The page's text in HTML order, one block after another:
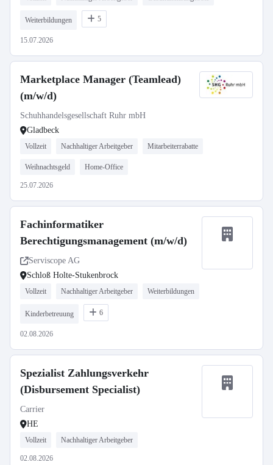
Weiterbildungen 5
15.07.2026
Marketplace Manager (Teamlead)
(m/w/d)
Schuhhandelsgesellschaft Ruhr mbH
Gladbeck
Vollzeit Nachhaltiger Arbeitgeber Mitarbeiterrabatte
Weihnachtsgeld Home-Office
25.07.2026
Fachinformatiker
Berechtigungsmanagement (m/w/d)
Serviscope AG
Schloß Holte-Stukenbrock
Vollzeit Nachhaltiger Arbeitgeber Weiterbildungen
Kinderbetreuung 6
02.08.2026
Spezialist Zahlungsverkehr
(Disbursement Specialist)
Carrier
HE
Vollzeit Nachhaltiger Arbeitgeber
02.08.2026